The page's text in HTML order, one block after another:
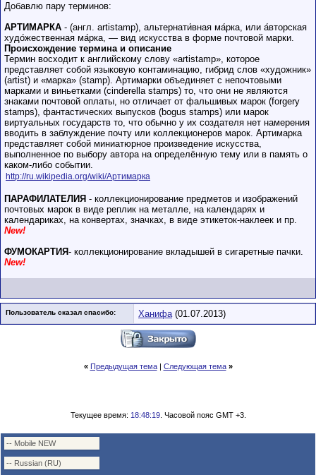
Добавлю пару терминов:
АРТИМАРКА - (англ. artistamp), альтернати́вная ма́рка, или а́вторская
худо́жественная ма́рка, — вид искусства в форме почтовой марки.
Происхождение термина и описание
Термин восходит к английскому слову «artistamp», которое
представляет собой языковую контаминацию, гибрид слов «художник»
(artist) и «марка» (stamp). Артимарки объединяет с непочтовыми
марками и виньетками (cinderella stamps) то, что они не являются
знаками почтовой оплаты, но отличает от фальшивых марок (forgery
stamps), фантастических выпусков (bogus stamps) или марок
виртуальных государств то, что обычно у их создателя нет намерения
вводить в заблуждение почту или коллекционеров марок. Артимарка
представляет собой миниатюрное произведение искусства,
выполненное по выбору автора на определённую тему или в память о
каком-либо событии.
http://ru.wikipedia.org/wiki/Артимарка
ПАРАФИЛАТЕЛИЯ - коллекционирование предметов и изображений
почтовых марок в виде реплик на металле, на календарях и
календариках, на конвертах, значках, в виде этикеток-наклеек и пр.
New!
ФУМОКАРТИЯ- коллекционирование вкладышей в сигаретные пачки.
New!
Пользователь сказал cпасибо: Ханифа(01.07.2013)
« Предыдущая тема| Следующая тема »
Текущее время: 18:48:19. Часовой пояс GMT +3.